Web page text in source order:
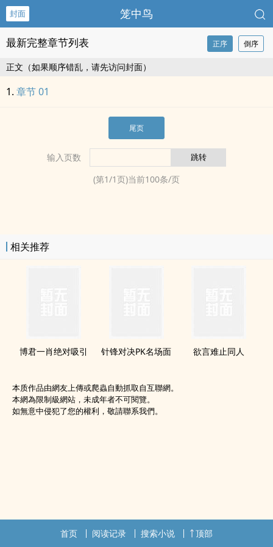
封面 笼中鸟
最新完整章节列表 正序 倒序
正文（如果顺序错乱，请先访问封面）
章节 01
尾页
输入页数
(第1/1页)当前100条/页
相关推荐
博君一肖绝对吸引 针锋对决PK名场面 欲言难止同人
本质作品由網友上傳或爬蟲自動抓取自互聯網。
本網為限制級網站，未成年者不可閱覽。
如無意中侵犯了您的權利，敬請聯系我們。
首页 阅读记录 搜索小说 顶部